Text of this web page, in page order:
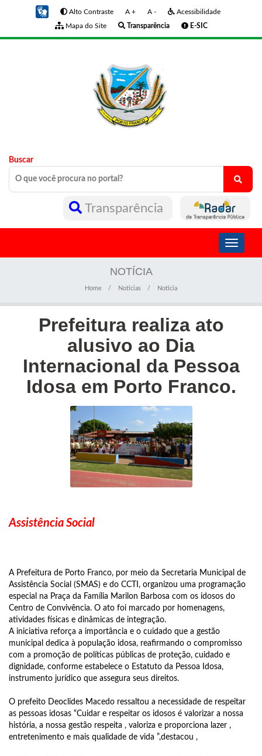
Alto Contraste A + A -
Acessibilidade
Mapa do Site
Transparência E-SIC
Buscar
Transparência
Toggle
NOTÍCIA
Home Noticias Notícia
Prefeitura realiza ato
alusivo ao Dia
Internacional da Pessoa
Idosa em Porto Franco.
Assistência Social
A Prefeitura de Porto Franco, por meio da Secretaria Municipal de
Assistência Social (SMAS) e do CCTI, organizou uma programação
especial na Praça da Família Marilon Barbosa com os idosos do
Centro de Convivência. O ato foi marcado por homenagens,
atividades físicas e dinâmicas de integração.
A iniciativa reforça a importância e o cuidado que a gestão
municipal dedica à população idosa, reafirmando o compromisso
com a promoção de políticas públicas de proteção, cuidado e
dignidade, conforme estabelece o Estatuto da Pessoa Idosa,
instrumento jurídico que assegura seus direitos.
O prefeito Deoclides Macedo ressaltou a necessidade de respeitar
as pessoas idosas “Cuidar e respeitar os idosos é valorizar a nossa
história, a nossa gestão respeita , valoriza e proporciona lazer ,
entretenimento e mais qualidade de vida ”,destacou ,